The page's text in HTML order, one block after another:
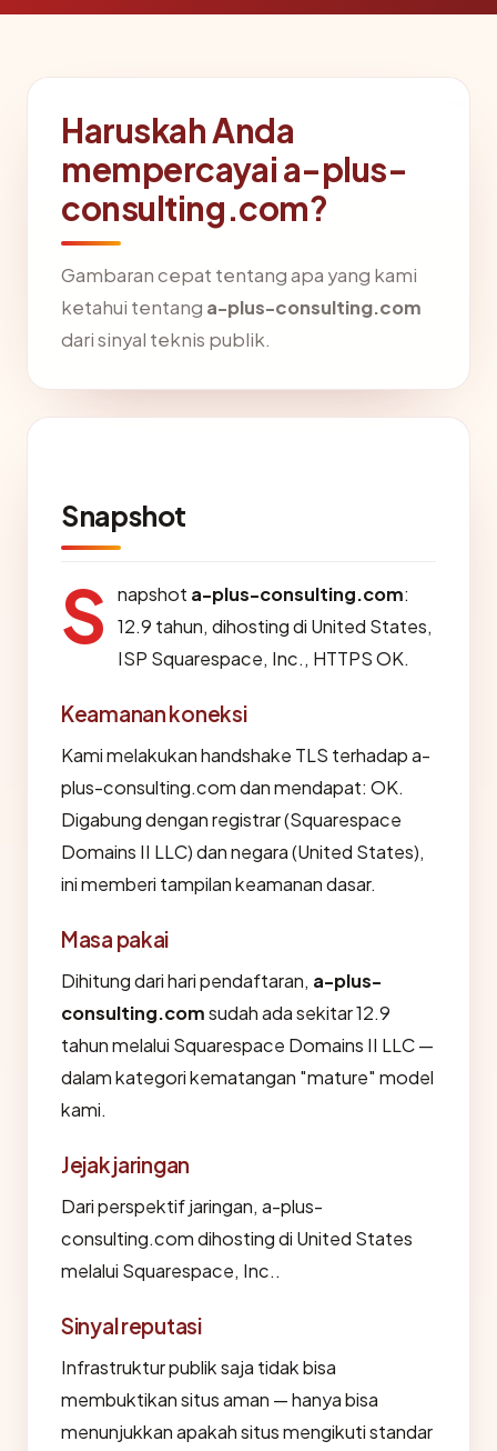
Haruskah Anda
mempercayai a-plus-
consulting.com?
Gambaran cepat tentang apa yang kami
ketahui tentang a-plus-consulting.com
dari sinyal teknis publik.
Snapshot
S napshot a-plus-consulting.com:
12.9 tahun, dihosting di United States,
ISP Squarespace, Inc., HTTPS OK.
Keamanan koneksi
Kami melakukan handshake TLS terhadap a-
plus-consulting.com dan mendapat: OK.
Digabung dengan registrar (Squarespace
Domains II LLC) dan negara (United States),
ini memberi tampilan keamanan dasar.
Masa pakai
Dihitung dari hari pendaftaran, a-plus-
consulting.comsudah ada sekitar 12.9
tahun melalui Squarespace Domains II LLC —
dalam kategori kematangan "mature" model
kami.
Jejak jaringan
Dari perspektif jaringan, a-plus-
consulting.com dihosting di United States
melalui Squarespace, Inc..
Sinyal reputasi
Infrastruktur publik saja tidak bisa
membuktikan situs aman — hanya bisa
menunjukkan apakah situs mengikuti standar